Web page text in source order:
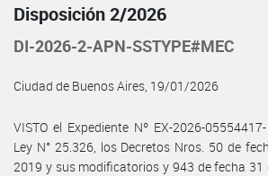
Disposición 2/2026
DI-2026-2-APN-SSTYPE#MEC
Ciudad de Buenos Aires, 19/01/2026
VISTO el Expediente Nº EX-2026-
Ley N° 25.326, los Decretos Nros. 50 de
2019 y sus modificatorios y 943 de fecha 31